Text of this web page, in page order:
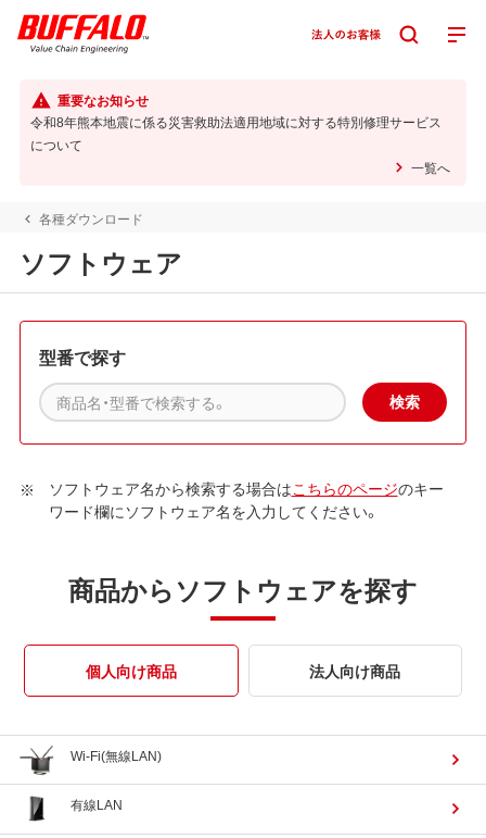
重要なお知らせ
令和8年熊本地震に係る災害救助法適用地域に対する特別修理サービス
について
一覧へ
各種ダウンロード
ソフトウェア
型番で探す
ソフトウェア名から検索する場合はこちらのページのキー
ワード欄にソフトウェア名を入力してください。
商品からソフトウェアを探す
個人向け商品 法人向け商品
Wi-Fi(無線LAN)
有線LAN